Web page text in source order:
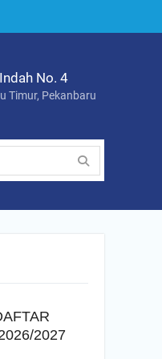
No. 4
Timur, Pekanbaru
2027